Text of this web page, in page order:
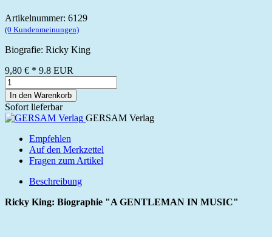
Artikelnummer: 6129
(0 Kundenmeinungen)
Biografie: Ricky King
9,80 € * 9.8 EUR
In den Warenkorb
Sofort lieferbar
GERSAM Verlag
Empfehlen
Auf den Merkzettel
Fragen zum Artikel
Beschreibung
Ricky King: Biographie "A GENTLEMAN IN MUSIC"